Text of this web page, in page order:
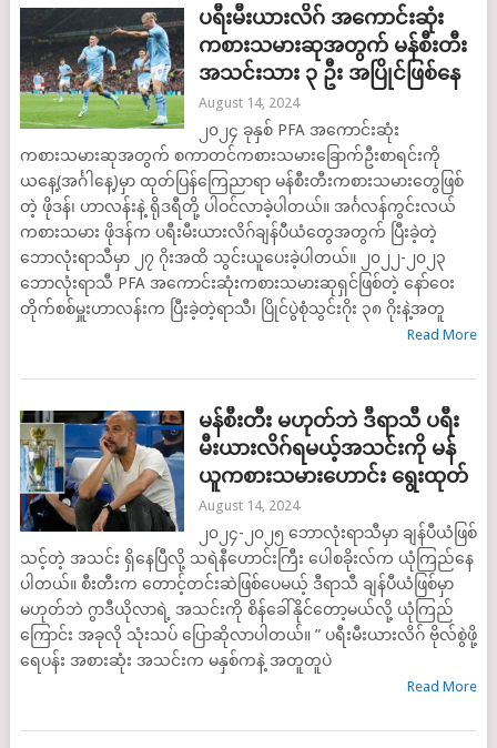
ပရီးမီးယားလိဂ် အကောင်းဆုံး
ကစားသမားဆုအတွက် မန်စီးတီး
အသင်းသား ၃ ဦး အပြိုင်ဖြစ်နေ
August 14, 2024
၂၀၂၄ ခုနှစ် PFA အကောင်းဆုံး
ကစားသမားဆုအတွက် စကာတင်ကစားသမားခြောက်ဦးစာရင်းကို
ယနေ့(အင်္ဂါနေ့)မှာ ထုတ်ပြန်ကြေညာရာ မန်စီးတီးကစားသမားတွေဖြစ်
တဲ့ ဖိုဒန်၊ ဟာလန်းနဲ့ ရိုဒရီတို့ ပါဝင်လာခဲ့ပါတယ်။ အင်္ဂလန်ကွင်းလယ်
ကစားသမား ဖိုဒန်က ပရီးမီးယားလိဂ်ချန်ပီယံတွေအတွက် ပြီးခဲ့တဲ့
ဘောလုံးရာသီမှာ ၂၇ ဂိုးအထိ သွင်းယူပေးခဲ့ပါတယ်။ ၂၀၂၂-၂၀၂၃
ဘောလုံးရာသီ PFA အကောင်းဆုံးကစားသမားဆုရှင်ဖြစ်တဲ့ နော်ဝေး
တိုက်စစ်မှူးဟာလန်းက ပြီးခဲ့တဲ့ရာသီ၊ ပြိုင်ပွဲစုံသွင်းဂိုး ၃၈ ဂိုးနဲ့အတူ
Read More
မန်စီးတီး မဟုတ်ဘဲ ဒီရာသီ ပရီး
မီးယားလိဂ်ရမယ့်အသင်းကို မန်
ယူကစားသမားဟောင်း ရွေးထုတ်
August 14, 2024
၂၀၂၄-၂၀၂၅ ဘောလုံးရာသီမှာ ချန်ပီယံဖြစ်
သင့်တဲ့ အသင်း ရှိနေပြီလို့ သရဲနီဟောင်းကြီး ပေါစခိုးလ်က ယုံကြည်နေ
ပါတယ်။ စီးတီးက တောင့်တင်းဆဲဖြစ်ပေမယ့် ဒီရာသီ ချန်ပီယံဖြစ်မှာ
မဟုတ်ဘဲ ဂွာဒီယိုလာရဲ့ အသင်းကို စိန်ခေါ်နိုင်တော့မယ်လို့ ယုံကြည်
ကြောင်း အခုလို သုံးသပ် ပြောဆိုလာပါတယ်။ ” ပရီးမီးယားလိဂ် ဗိုလ်စွဲဖို့
ရေပန်း အစားဆုံး အသင်းက မနှစ်ကနဲ့ အတူတူပဲ
Read More